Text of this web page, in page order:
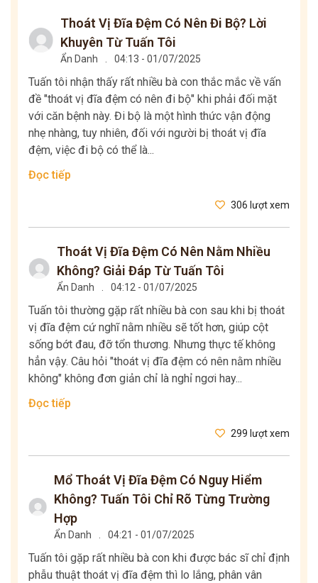
Thoát Vị Đĩa Đệm Có Nên Đi Bộ? Lời
Khuyên Từ Tuấn Tôi
Ẩn Danh . 04:13 - 01/07/2025
Tuấn tôi nhận thấy rất nhiều bà con thắc mắc về vấn
đề "thoát vị đĩa đệm có nên đi bộ" khi phải đối mặt
với căn bệnh này. Đi bộ là một hình thức vận động
nhẹ nhàng, tuy nhiên, đối với người bị thoát vị đĩa
đệm, việc đi bộ có thể là...
Đọc tiếp
306 lượt xem
Thoát Vị Đĩa Đệm Có Nên Nằm Nhiều
Không? Giải Đáp Từ Tuấn Tôi
Ẩn Danh . 04:12 - 01/07/2025
Tuấn tôi thường gặp rất nhiều bà con sau khi bị thoát
vị đĩa đệm cứ nghĩ nằm nhiều sẽ tốt hơn, giúp cột
sống bớt đau, đỡ tổn thương. Nhưng thực tế không
hẳn vậy. Câu hỏi "thoát vị đĩa đệm có nên nằm nhiều
không" không đơn giản chỉ là nghỉ ngơi hay...
Đọc tiếp
299 lượt xem
Mổ Thoát Vị Đĩa Đệm Có Nguy Hiểm
Không? Tuấn Tôi Chỉ Rõ Từng Trường
Hợp
Ẩn Danh . 04:21 - 01/07/2025
Tuấn tôi gặp rất nhiều bà con khi được bác sĩ chỉ định
phẫu thuật thoát vị đĩa đệm thì lo lắng, phân vân